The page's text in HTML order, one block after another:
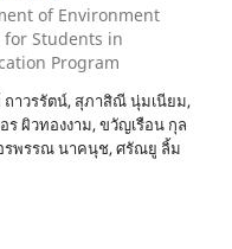
of Environment
for Students in
Program
าวรรัตน์, สุภาสิณี นุ่มเนียม,
ผิวทองงาม, ขวัญเรือน กุล
รพรรณ นาคนุช, ศรัณยู ลิ้ม